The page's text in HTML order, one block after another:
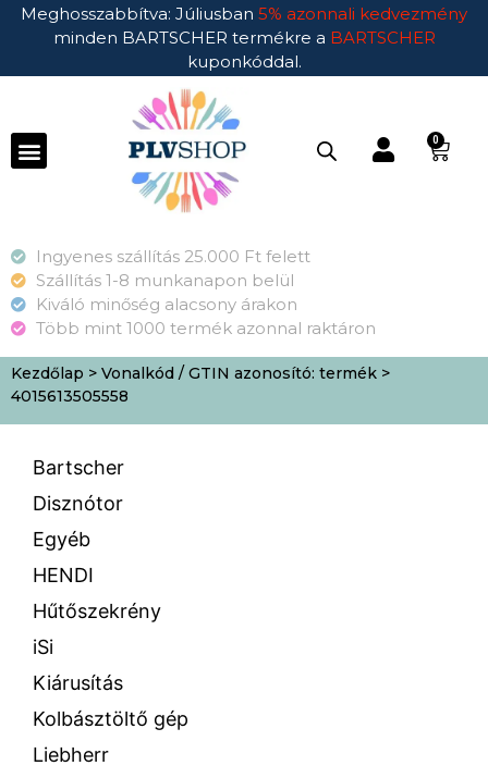
Meghosszabbítva: Júliusban 5% azonnali kedvezmény
minden BARTSCHER termékre a BARTSCHER
kuponkóddal.
0
Ingyenes szállítás 25.000 Ft felett
Szállítás 1-8 munkanapon belül
Kiváló minőség alacsony árakon
Több mint 1000 termék azonnal raktáron
Kezdőlap > Vonalkód / GTIN azonosító: termék >
4015613505558
Bartscher
Disznótor
Egyéb
HENDI
Hűtőszekrény
iSi
Kiárusítás
Kolbásztöltő gép
Liebherr